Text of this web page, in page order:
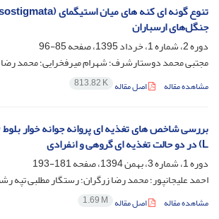
جنگل‌های ارسباران
دوره 2، شماره 1، خرداد 1395، صفحه
85-96
مجتبی محمد دوستارشرف؛ شهرام میرفخرایی؛ محمد رضا
مشاهده مقاله اصل مقاله 813.82 K
L) در دو حالت تغذیه ای گروهی و انفرادی
دوره 1، شماره 3، بهمن 1394، صفحه
181-193
احمد علیجانپور؛ محمد رضا زرگران؛ رستگار مطلبی تپه
مشاهده مقاله اصل مقاله 1.69 M